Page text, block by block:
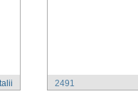
2491